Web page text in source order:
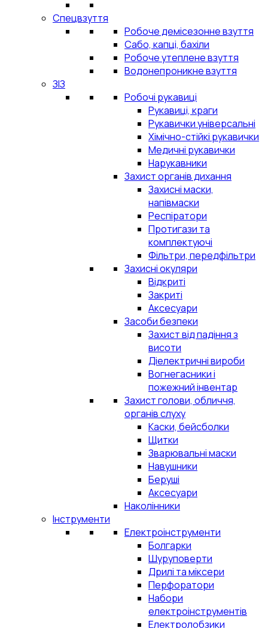
Спецвзуття
Робоче демісезонне взуття
Сабо, капці, бахіли
Робоче утеплене взуття
Водонепроникне взуття
ЗІЗ
Робочі рукавиці
Рукавиці, краги
Рукавички універсальні
Хімічно-стійкі рукавички
Медичні рукавички
Нарукавники
Захист органів дихання
Захисні маски,
напівмаски
Респіратори
Протигази та
комплектуючі
Фільтри, передфільтри
Захисні окуляри
Відкриті
Закриті
Аксесуари
Засоби безпеки
Захист від падіння з
висоти
Діелектричні вироби
Вогнегасники і
пожежний інвентар
Захист голови, обличчя,
органів слуху
Каски, бейсболки
Щитки
Зварювальні маски
Навушники
Беруші
Аксесуари
Наколінники
Інструменти
Електроінструменти
Болгарки
Шуруповерти
Дрилі та міксери
Перфоратори
Набори
електроінструментів
Електролобзики